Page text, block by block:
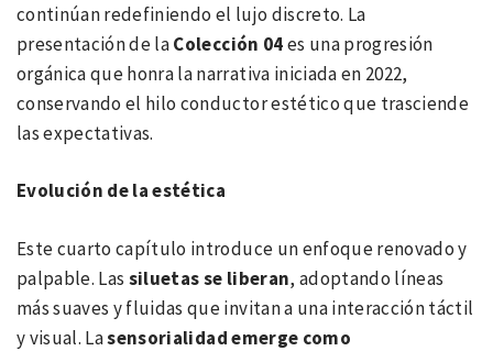
continúan redefiniendo el lujo discreto. La
presentación de laColección 04es una progresión
orgánica que honra la narrativa iniciada en 2022,
conservando el hilo conductor estético que trasciende
las expectativas.
Evolución de la estética
Este cuarto capítulo introduce un enfoque renovado y
palpable. Las siluetas se liberan, adoptando líneas
más suaves y fluidas que invitan a una interacción táctil
y visual. Lasensorialidad emerge como